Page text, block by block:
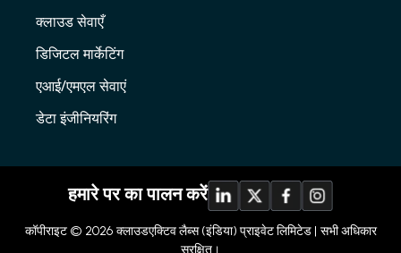
क्लाउड सेवाएँ
डिजिटल मार्केटिंग
एआई/एमएल सेवाएं
डेटा इंजीनियरिंग
हमारे पर का पालन करें
कॉपीराइट © 2026 क्लाउडएक्टिव लैब्स (इंडिया) प्राइवेट लिमिटेड | सभी अधिकार
सुरक्षित।